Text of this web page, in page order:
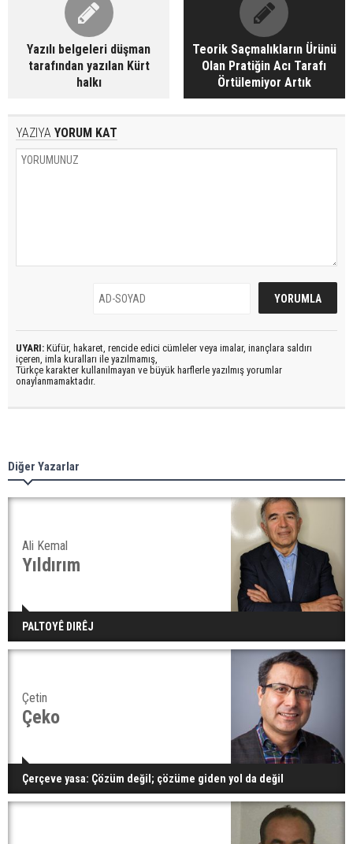
Yazılı belgeleri düşman
tarafından yazılan Kürt
halkı
Teorik Saçmalıkların Ürünü
Olan Pratiğin Acı Tarafı
Örtülemiyor Artık
YAZIYA YORUM KAT
UYARI: Küfür, hakaret, rencide edici cümleler veya imalar, inançlara saldırı
içeren, imla kuralları ile yazılmamış,
Türkçe karakter kullanılmayan ve büyük harflerle yazılmış yorumlar
onaylanmamaktadır.
Diğer Yazarlar
Ali Kemal
Yıldırım
PALTOYÊ DIRÊJ
Çetin
Çeko
Çerçeve yasa: Çözüm değil; çözüme giden yol da değil